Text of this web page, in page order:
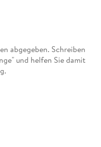
popkulturelle
Rollenspiele sowie
er Hesse und Sartre, im
von Sapkowski und
abgegeben. Schreiben
und helfen Sie damit